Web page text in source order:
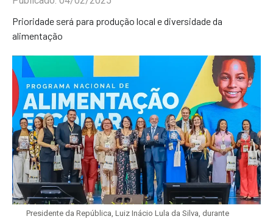
Prioridade será para produção local e diversidade da
alimentação
Presidente da República, Luiz Inácio Lula da Silva, durante